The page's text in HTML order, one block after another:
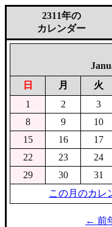
2311年の
カレンダー
日
月 火
1
2 3
8
9 10
15
16 17
22
23 24
29
30
31
この月のカレ
← 前